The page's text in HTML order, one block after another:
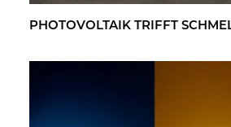
PHO­TO­VOL­TA­IK TRIFFT